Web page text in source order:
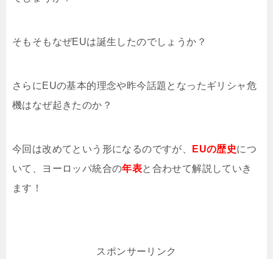
そもそもなぜEUは誕生したのでしょうか？
さらにEUの基本的理念や昨今話題となったギリシャ危
機はなぜ起きたのか？
今回は改めてという形になるのですが、 EUの歴史につ
いて、ヨーロッパ統合の年表と合わせて解説していき
ます！
スポンサーリンク